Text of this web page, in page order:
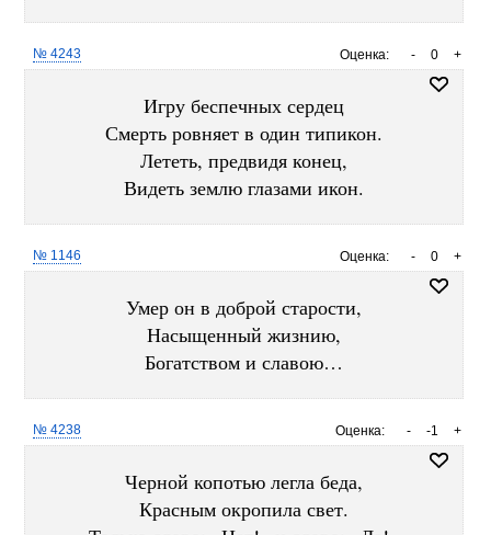
Оценка: +
0
-
№ 4243
Игру беспечных сердец
Смерть ровняет в один типикон.
Лететь, предвидя конец,
Видеть землю глазами икон.
Оценка: +
0
-
№ 1146
Умер он в доброй старости,
Насыщенный жизнию,
Богатством и славою…
Оценка: +
-1
-
№ 4238
Черной копотью легла беда,
Красным окропила свет.